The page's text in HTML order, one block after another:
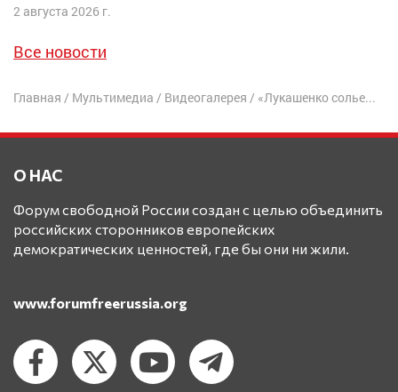
2 августа 2026 г.
Все новости
Главная / Мультимедиа / Видеогалерея / «Лукашенко сольет Беларусь Путину»
О НАС
Форум свободной России создан с целью объединить
российских сторонников европейских
демократических ценностей, где бы они ни жили.
www.forumfreerussia.org